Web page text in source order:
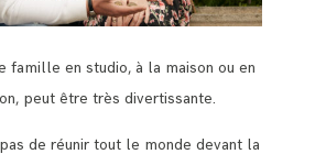
famille en studio, à la maison ou en
peut être très divertissante.
de réunir tout le monde devant la